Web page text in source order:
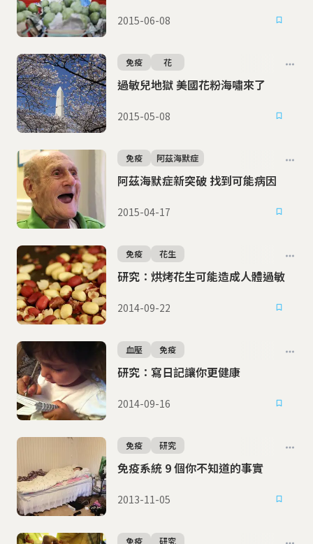
2015-06-08
過敏兒地獄 美國花粉海嘯來了
免疫 花
2015-05-08
阿茲海默症新突破 找到可能病因
免疫 阿茲海默症
2015-04-17
研究：烘烤花生可能造成人體過敏
免疫 花生
2014-09-22
研究：寫日記讓你更健康
血壓 免疫
2014-09-16
免疫系統 9 個你不知道的事實
免疫 研究
2013-11-05
免疫 研究